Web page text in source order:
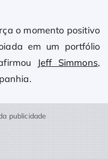
o momento positivo
em um portfólio
Jeff Simmons,
publicidade